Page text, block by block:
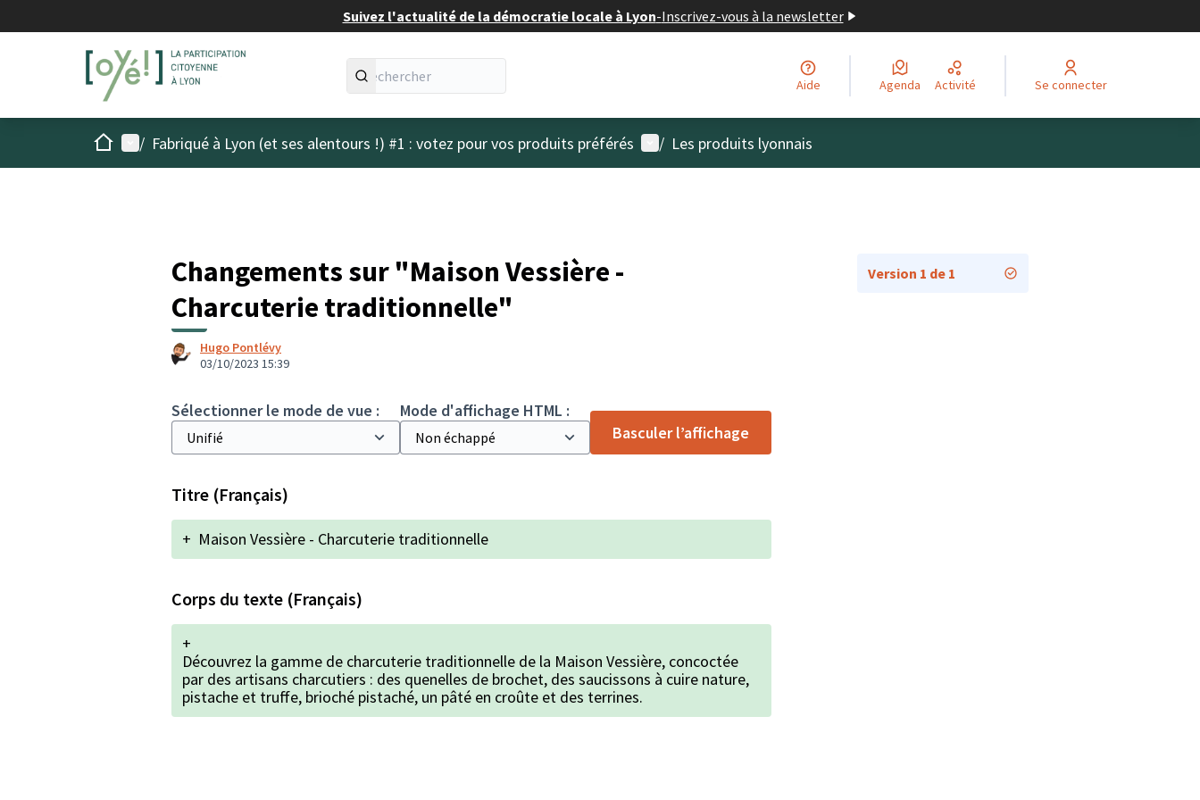
Suivez l'actualité de la démocratie locale à Lyon-Inscrivez-vous à la newsletter
Aide Agenda Activité Se connecter
AccueilMenu principal
/ Fabriqué à Lyon (et ses alentours !) #1 : votez pour vos produits préférés Menu utilisateur
/ Les produits lyonnais
Changements sur "Maison Vessière -
Charcuterie traditionnelle"
Hugo Pontlévy
03/10/2023 15:39
Sélectionner le mode de vue :
Mode d'affichage HTML :
Basculer l’affichage
Titre (Français)
+ Maison Vessière - Charcuterie traditionnelle
Corps du texte (Français)
+
Découvrez la gamme de charcuterie traditionnelle de la Maison Vessière, concoctée
par des artisans charcutiers : des quenelles de brochet, des saucissons à cuire nature,
pistache et truffe, brioché pistaché, un pâté en croûte et des terrines.
Version 1 de 1